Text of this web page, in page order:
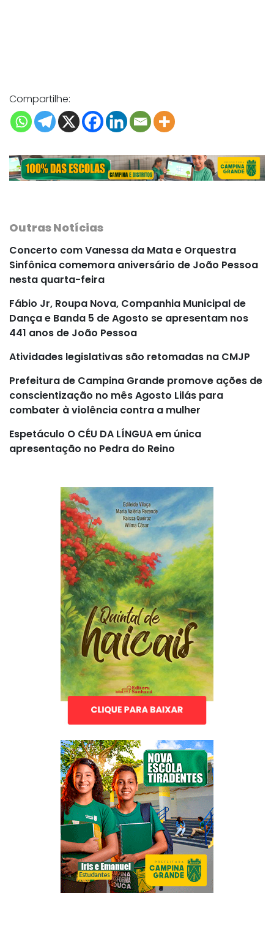
Compartilhe:
Outras Notícias
Concerto com Vanessa da Mata e Orquestra
Sinfônica comemora aniversário de João Pessoa
nesta quarta-feira
Fábio Jr, Roupa Nova, Companhia Municipal de
Dança e Banda 5 de Agosto se apresentam nos
441 anos de João Pessoa
Atividades legislativas são retomadas na CMJP
Prefeitura de Campina Grande promove ações de
conscientização no mês Agosto Lilás para
combater à violência contra a mulher
Espetáculo O CÉU DA LÍNGUA em única
apresentação no Pedra do Reino